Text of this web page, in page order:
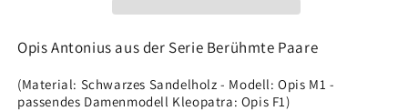
Opis Antonius aus der Serie Berühmte Paare
(Material: Schwarzes Sandelholz - Modell: Opis M1 -
passendes Damenmodell Kleopatra: Opis F1)